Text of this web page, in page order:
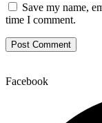
Save my name,
time I comment.
Facebook